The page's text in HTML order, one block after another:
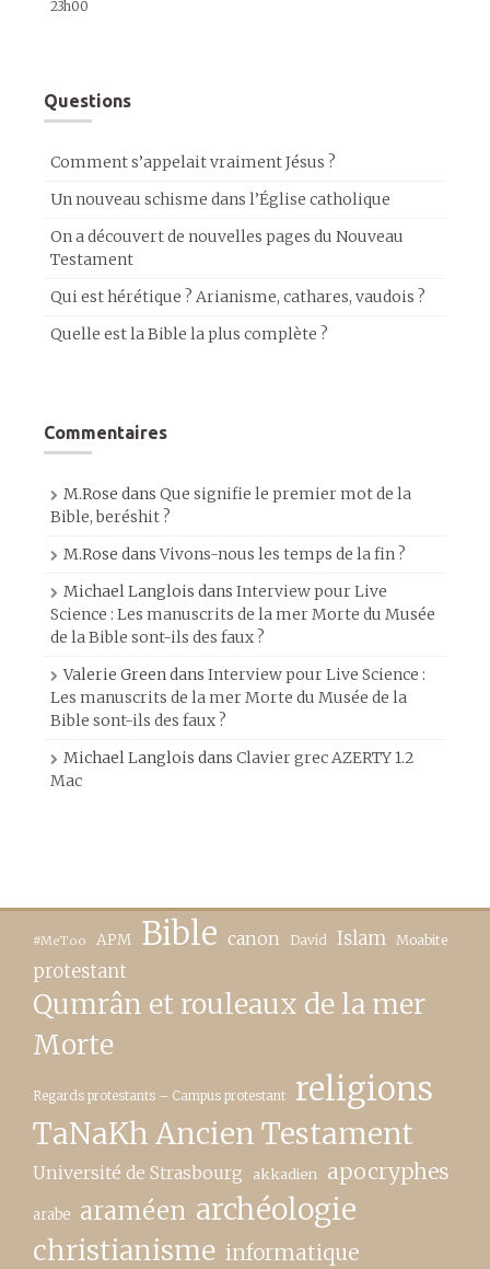
23h00
Questions
Comment s’appelait vraiment Jésus ?
Un nouveau schisme dans l’Église catholique
On a découvert de nouvelles pages du Nouveau
Testament
Qui est hérétique ? Arianisme, cathares, vaudois ?
Quelle est la Bible la plus complète ?
Commentaires
M.Rose dans Que signifie le premier mot de la
Bible, beréshit ?
M.Rose dansVivons-nous les temps de la fin ?
Michael Langlois dans Interview pour Live
Science : Les manuscrits de la mer Morte du Musée
de la Bible sont-ils des faux ?
Valerie Greendans Interview pour Live Science :
Les manuscrits de la mer Morte du Musée de la
Bible sont-ils des faux ?
Michael Langlois dans Clavier grec AZERTY 1.2
Mac
#MeToo APM Bible canon David Islam Moabite
protestant
Qumrân et rouleaux de la mer
Morte
Regards protestants – Campus protestant religions
TaNaKh Ancien Testament
Université de Strasbourg akkadien apocryphes
arabe araméen archéologie
christianisme informatique